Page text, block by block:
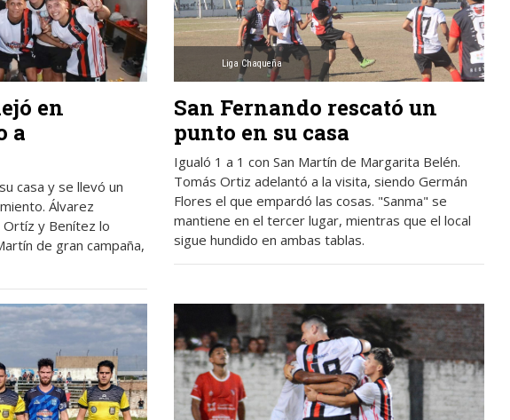
en
a
casa y se llevó un
Álvarez
y Benítez lo
de gran campaña,
Liga Chaqueña
San Fernando rescató un
punto en su casa
Igualó 1 a 1 con San Martín de Margarita Belén.
Tomás Ortiz adelantó a la visita, siendo Germán
Flores el que empardó las cosas. "Sanma" se
mantiene en el tercer lugar, mientras que el local
sigue hundido en ambas tablas.